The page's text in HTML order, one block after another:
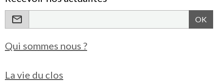
OK
Qui sommes nous ?
La vie du clos